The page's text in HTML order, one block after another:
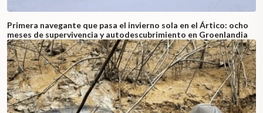
Primera navegante que pasa el invierno sola en el Ártico: ocho
meses de supervivencia y autodescubrimiento en Groenlandia